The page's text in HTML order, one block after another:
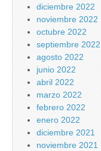
diciembre 2022
noviembre 2022
octubre 2022
septiembre 2022
agosto 2022
junio 2022
abril 2022
marzo 2022
febrero 2022
enero 2022
diciembre 2021
noviembre 2021